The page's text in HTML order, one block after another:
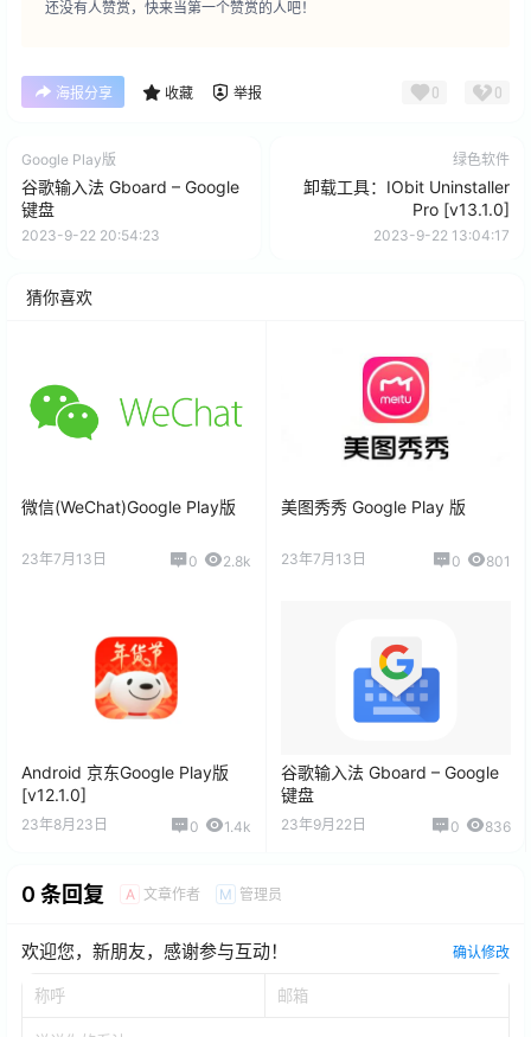
还没有人赞赏，快来当第一个赞赏的人吧！
海报分享 收藏 举报 0 0
Google Play版
谷歌输入法 Gboard – Google
键盘
2023-9-22 20:54:23
绿色软件
卸载工具：IObit Uninstaller
Pro [v13.1.0]
2023-9-22 13:04:17
猜你喜欢
微信(WeChat)Google Play版
23年7月13日 0 2.8k
美图秀秀 Google Play 版
23年7月13日 0 801
Android 京东Google Play版
[v12.1.0]
23年8月23日 0 1.4k
谷歌输入法 Gboard – Google
键盘
23年9月22日 0 836
0 条回复 A 文章作者 M 管理员
欢迎您，新朋友，感谢参与互动！ 确认修改